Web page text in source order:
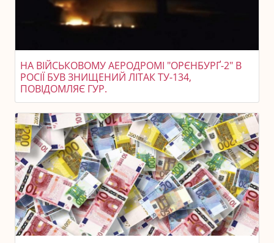
НА ВІЙСЬКОВОМУ АЕРОДРОМІ "ОРЄНБУРҐ-2" В
РОСІЇ БУВ ЗНИЩЕНИЙ ЛІТАК ТУ-134,
ПОВІДОМЛЯЄ ГУР.